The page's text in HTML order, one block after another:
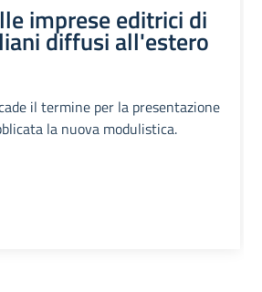
imprese editrici di
diffusi all'estero
il termine per la presentazione
la nuova modulistica.